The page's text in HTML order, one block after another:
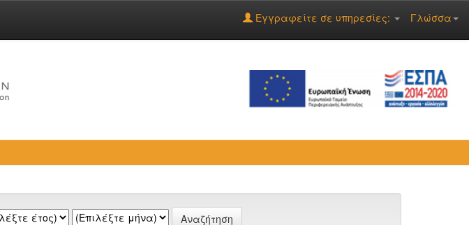
Γλώσσα
Εγγραφείτε σε υπηρεσίες: